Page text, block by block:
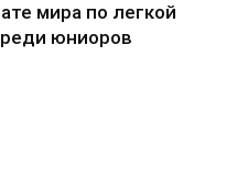
мира по легкой
юниоров